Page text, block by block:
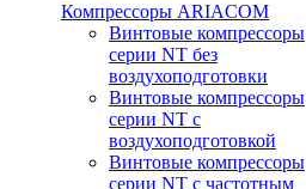
Компрессоры ARIACOM
Винтовые компрессоры
серии NT без
воздухоподготовки
Винтовые компрессоры
серии NT c
воздухоподготовкой
Винтовые компрессоры
серии NT с частотным